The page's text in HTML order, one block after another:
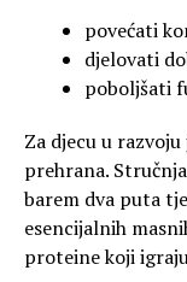
povećati
djelovati
poboljšati
Za djecu u
prehrana.
barem dva puta
esencijalnih
proteine koji